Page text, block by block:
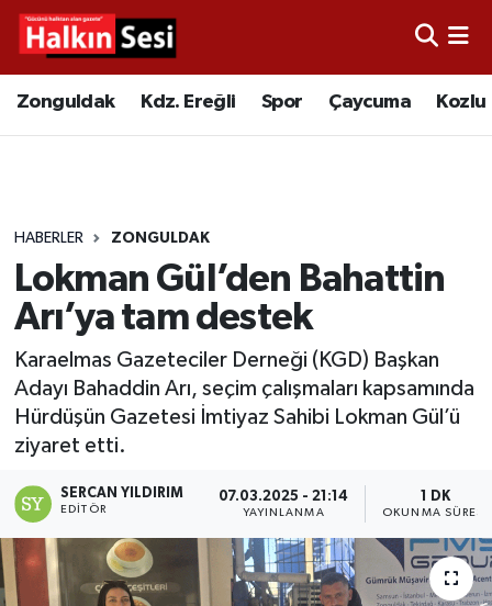
Zonguldak Kdz. Ereğli Spor Çaycuma Kozlu
HABERLER ZONGULDAK
Lokman Gül’den Bahattin
Arı’ya tam destek
Karaelmas Gazeteciler Derneği (KGD) Başkan
Adayı Bahaddin Arı, seçim çalışmaları kapsamında
Hürdüşün Gazetesi İmtiyaz Sahibi Lokman Gül’ü
ziyaret etti.
SERCAN YILDIRIM
EDITÖR
07.03.2025 - 21:14
YAYINLANMA
1 DK
OKUNMA SÜRESI
Video
Çaycuma
Alaplı
Asayiş
Bartın
Bolu
Merkez Hava Durumu
Tüm Manşetler
Son Dakika Haberleri
Haber Arşivi